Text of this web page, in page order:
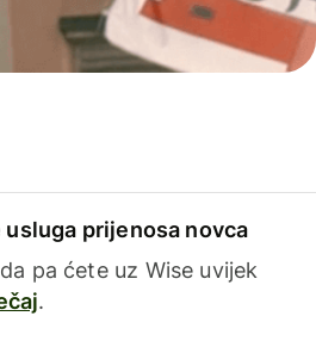
prijenosa novca
pa ćete uz Wise uvijek
.